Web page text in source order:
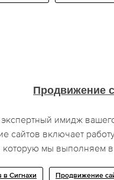
Продвижение
имидж
сайтов включает
которую мы выполняем
в Сигнахи Продвижение